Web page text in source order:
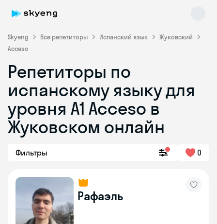
Skyeng Все репетиторы Испанский язык
Жуковский
Acceso
Репетиторы по
испанскому языку для
уровня A1 Acceso в
Жуковском онлайн
Фильтры 0
Рафаэль
Skyeng Chat